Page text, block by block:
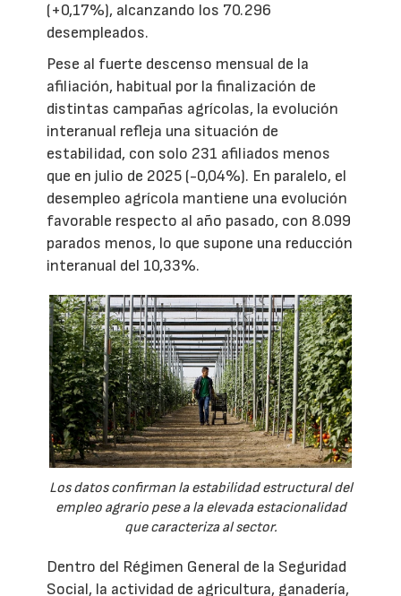
(+0,17%), alcanzando los 70.296
desempleados.
Pese al fuerte descenso mensual de la
afiliación, habitual por la finalización de
distintas campañas agrícolas, la evolución
interanual refleja una situación de
estabilidad, con solo 231 afiliados menos
que en julio de 2025 (-0,04%). En paralelo, el
desempleo agrícola mantiene una evolución
favorable respecto al año pasado, con 8.099
parados menos, lo que supone una reducción
interanual del 10,33%.
Los datos confirman la estabilidad estructural del
empleo agrario pese a la elevada estacionalidad
que caracteriza al sector.
Dentro del Régimen General de la Seguridad
Social, la actividad de agricultura, ganadería,